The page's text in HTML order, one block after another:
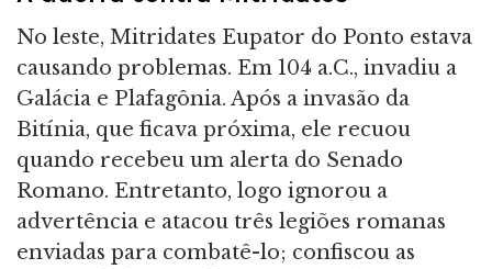
No leste, Mitridates Eupator do Ponto estava
causando problemas. Em 104 a.C., invadiu a
Galácia e Plafagônia. Após a invasão da
Bitínia, que ficava próxima, ele recuou
quando recebeu um alerta do Senado
Romano. Entretanto, logo ignorou a
advertência e atacou três legiões romanas
enviadas para combatê-lo; confiscou as